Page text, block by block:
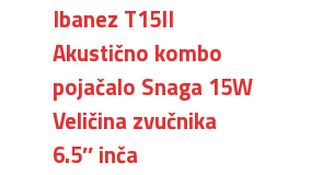
Ibanez T15II
Akustično kombo
pojačalo Snaga 15W
Veličina zvučnika
6.5″ inča